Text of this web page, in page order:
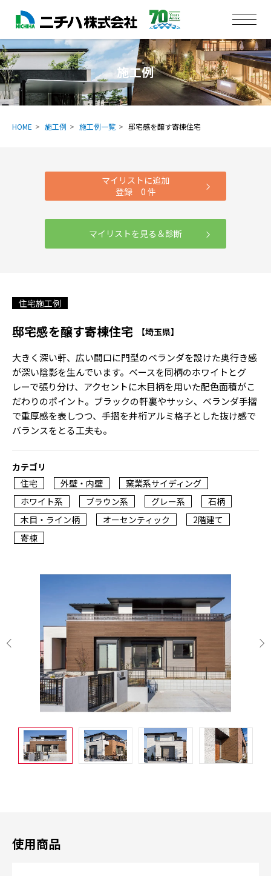
施工例
HOME 施工例 施工例一覧 邸宅感を醸す寄棟住宅
マイリストに追加
登録 0 件
マイリストを見る＆診断
住宅施工例
邸宅感を醸す寄棟住宅 【埼玉県】
大きく深い軒、広い間口に門型のベランダを設けた奥行き感
が深い陰影を生んでいます。ベースを同柄のホワイトとグ
レーで張り分け、アクセントに木目柄を用いた配色面積がこ
だわりのポイント。ブラックの軒裏やサッシ、ベランダ手摺
で重厚感を表しつつ、手摺を井桁アルミ格子とした抜け感で
バランスをとる工夫も。
カテゴリ
住宅
外壁・内壁
窯業系サイディング
ホワイト系
ブラウン系 グレー系
石柄
木目・ライン柄
オーセンティック
2階建て
寄棟
使用商品